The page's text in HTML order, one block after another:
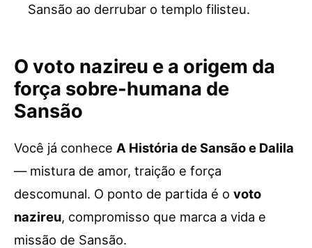
Sansão ao derrubar o templo filisteu.
O voto nazireu e a origem da
força sobre-humana de
Sansão
Você já conhece A História de Sansão e Dalila
— mistura de amor, traição e força
descomunal. O ponto de partida é o voto
nazireu, compromisso que marca a vida e
missão de Sansão.